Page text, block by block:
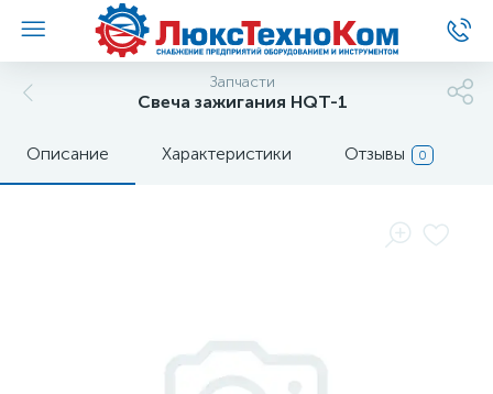
Запчасти
Свеча зажигания HQT-1
Описание Характеристики Отзывы 0